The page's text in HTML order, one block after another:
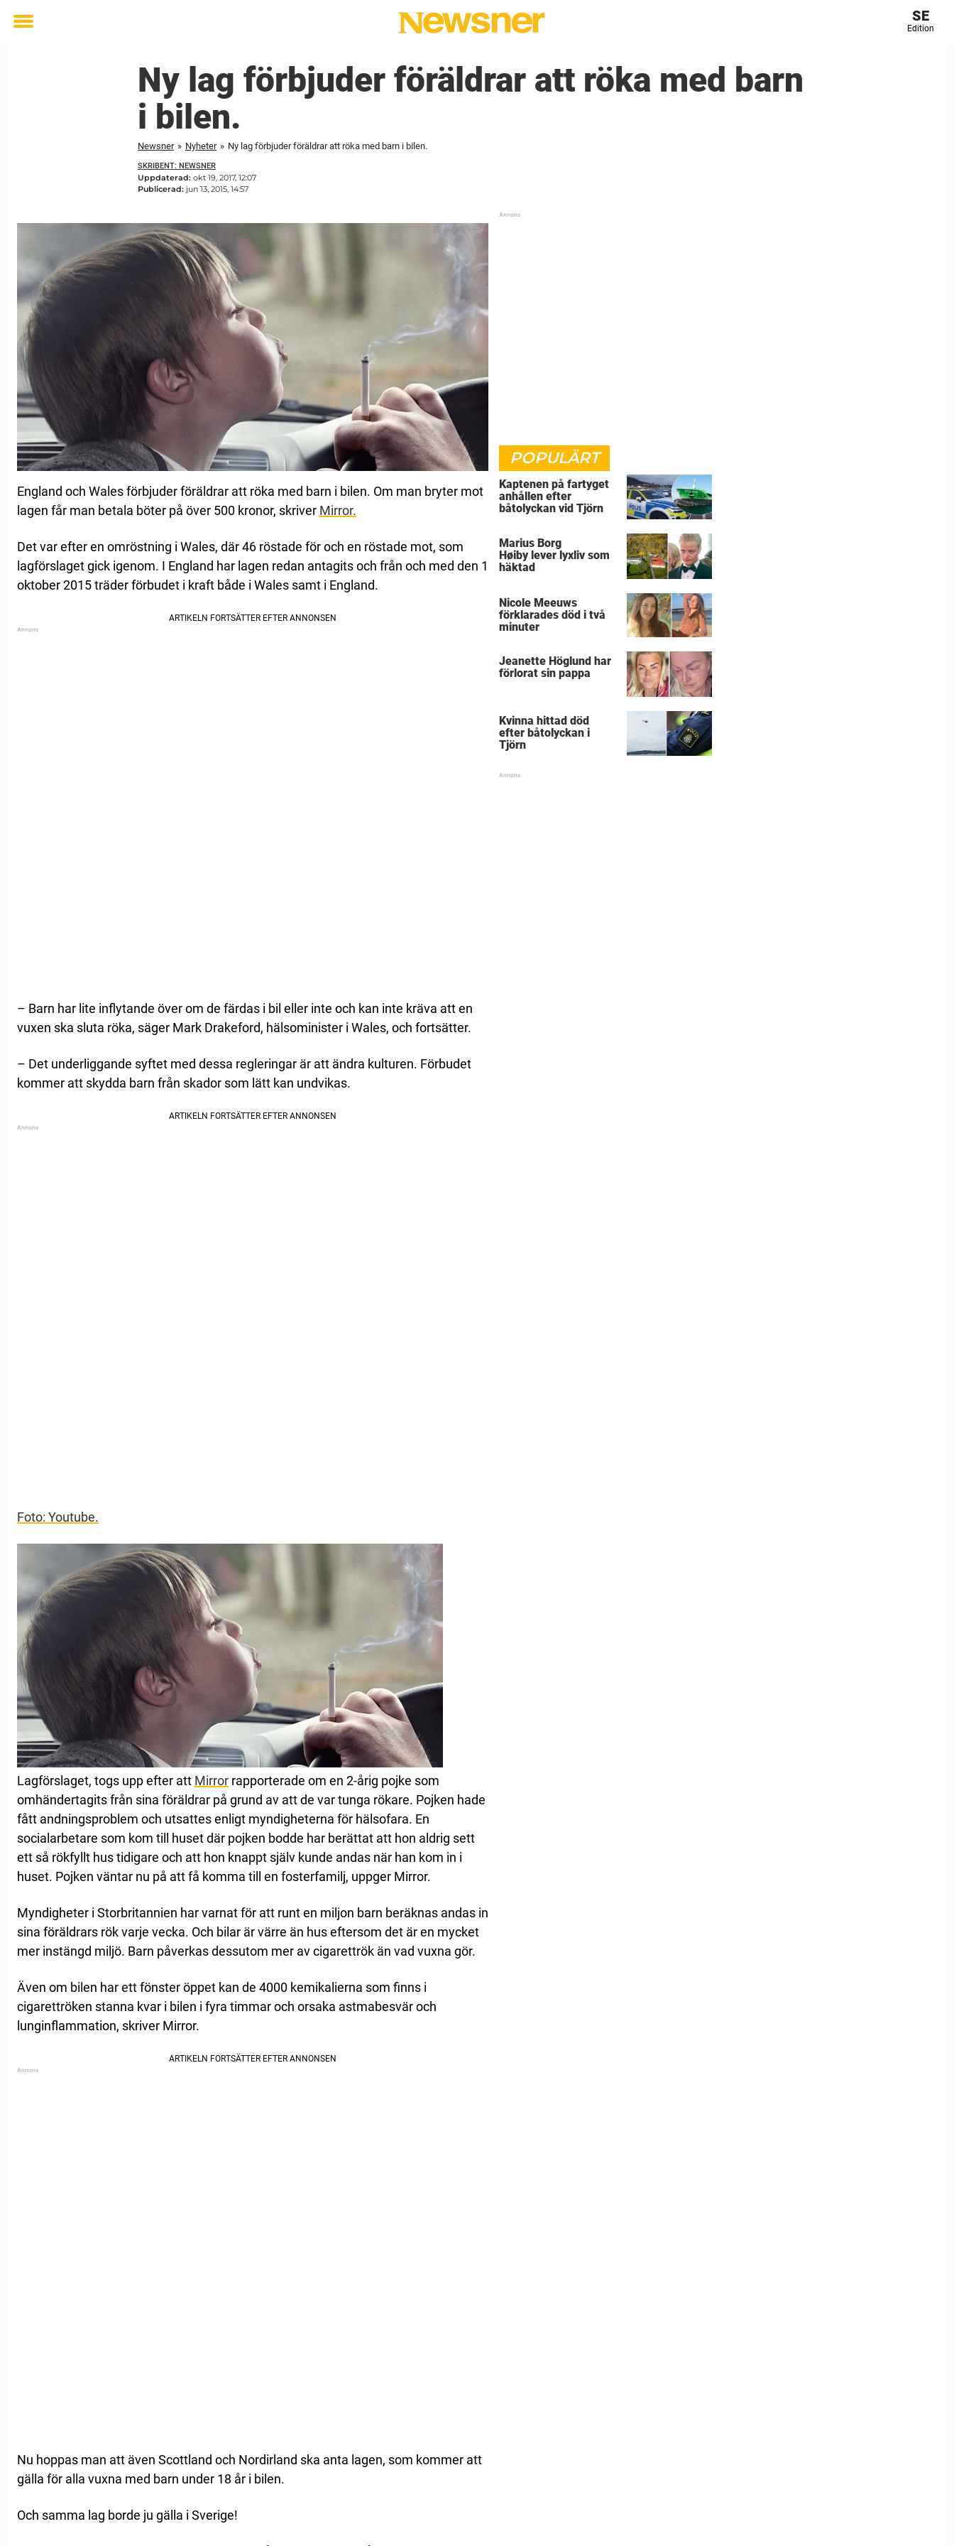
Toggle
SE
Edition
Ny lag förbjuder föräldrar att röka med barn
i bilen.
Newsner » Nyheter » Ny lag förbjuder föräldrar att röka med barn i bilen.
SKRIBENT: NEWSNER
Uppdaterad: okt 19, 2017, 12:07
Publicerad: jun 13, 2015, 14:57
England och Wales förbjuder föräldrar att röka med barn i bilen. Om man bryter mot
lagen får man betala böter på över 500 kronor, skriver Mirror.
Det var efter en omröstning i Wales, där 46 röstade för och en röstade mot, som
lagförslaget gick igenom. I England har lagen redan antagits och från och med den 1
oktober 2015 träder förbudet i kraft både i Wales samt i England.
– Barn har lite inflytande över om de färdas i bil eller inte och kan inte kräva att en
vuxen ska sluta röka, säger Mark Drakeford, hälsominister i Wales, och fortsätter.
– Det underliggande syftet med dessa regleringar är att ändra kulturen. Förbudet
kommer att skydda barn från skador som lätt kan undvikas.
Foto: Youtube.
Lagförslaget, togs upp efter att Mirror rapporterade om en 2-årig pojke som
omhändertagits från sina föräldrar på grund av att de var tunga rökare. Pojken hade
fått andningsproblem och utsattes enligt myndigheterna för hälsofara. En
socialarbetare som kom till huset där pojken bodde har berättat att hon aldrig sett
ett så rökfyllt hus tidigare och att hon knappt själv kunde andas när han kom in i
huset. Pojken väntar nu på att få komma till en fosterfamilj, uppger Mirror.
Myndigheter i Storbritannien har varnat för att runt en miljon barn beräknas andas in
sina föräldrars rök varje vecka. Och bilar är värre än hus eftersom det är en mycket
mer instängd miljö. Barn påverkas dessutom mer av cigarettrök än vad vuxna gör.
Även om bilen har ett fönster öppet kan de 4000 kemikalierna som finns i
cigarettröken stanna kvar i bilen i fyra timmar och orsaka astmabesvär och
lunginflammation, skriver Mirror.
Nu hoppas man att även Scottland och Nordirland ska anta lagen, som kommer att
gälla för alla vuxna med barn under 18 år i bilen.
Och samma lag borde ju gälla i Sverige!
POPULÄRT
Kaptenen på fartyget
anhållen efter
båtolyckan vid Tjörn
Marius Borg
Høiby lever lyxliv som
häktad
Nicole Meeuws
förklarades död i två
minuter
Jeanette Höglund har
förlorat sin pappa
Kvinna hittad död
efter båtolyckan i
Tjörn